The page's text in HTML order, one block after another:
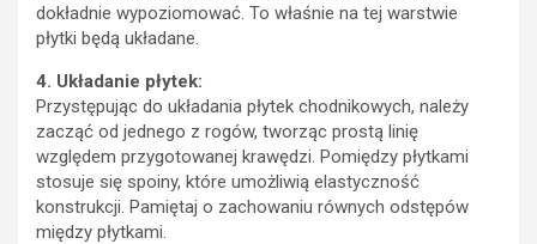
dokładnie wypoziomować. To właśnie na tej warstwie
płytki będą układane.
4. Układanie płytek:
Przystępując do układania płytek chodnikowych, należy
zacząć od jednego z rogów, tworząc prostą linię
względem przygotowanej krawędzi. Pomiędzy płytkami
stosuje się spoiny, które umożliwią elastyczność
konstrukcji. Pamiętaj o zachowaniu równych odstępów
między płytkami.